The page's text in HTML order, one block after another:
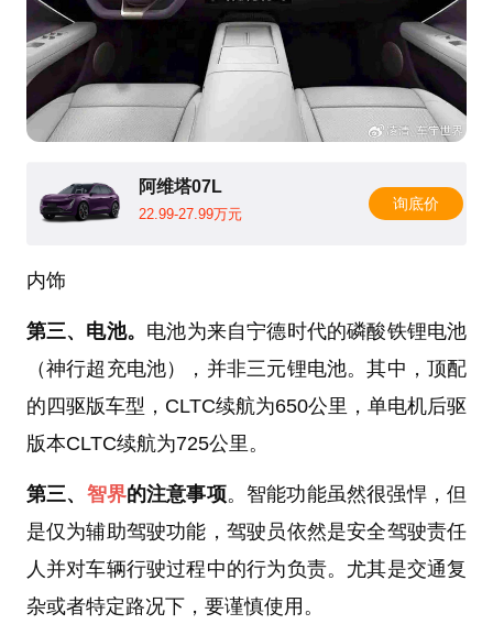
阿维塔07L
22.99-27.99万元
询底价
内饰
第三、电池。 电池为来自宁德时代的磷酸铁锂电池
（神行超充电池），并非三元锂电池。其中，顶配
的四驱版车型，CLTC续航为650公里，单电机后驱
版本CLTC续航为725公里。
第三、 智界的注意事项。智能功能虽然很强悍，但
是仅为辅助驾驶功能，驾驶员依然是安全驾驶责任
人并对车辆行驶过程中的行为负责。尤其是交通复
杂或者特定路况下，要谨慎使用。